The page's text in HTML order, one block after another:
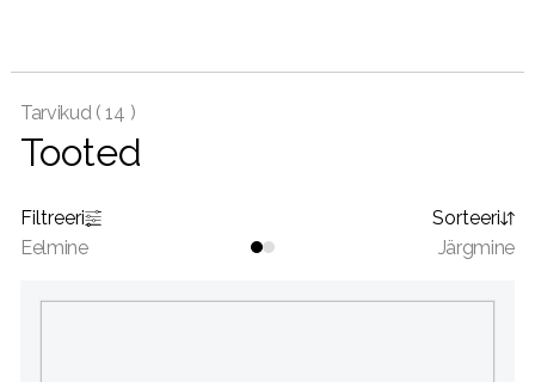
Tarvikud (14 )
Tooted
Filtreeri
Sorteeri
Eelmine
Järgmine